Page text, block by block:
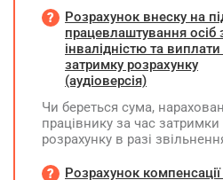
місцем роботи та за
чи рахується це як два
Розрахунок внеску на
працевлаштування осіб
інвалідністю та
затримку розрахунку
(аудіоверсія)
Чи береться сума,
працівнику за час затримки
розрахунку в разі
заробітної плати
Розрахунок